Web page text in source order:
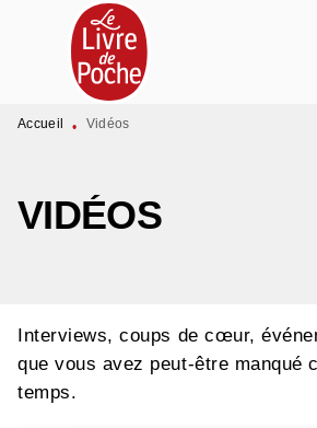
MENU RECHERCHE
PIED DE PAGE
Accueil • Vidéos
VIDÉOS
Interviews, coups de cœur,
que vous avez peut-être manqué
temps.